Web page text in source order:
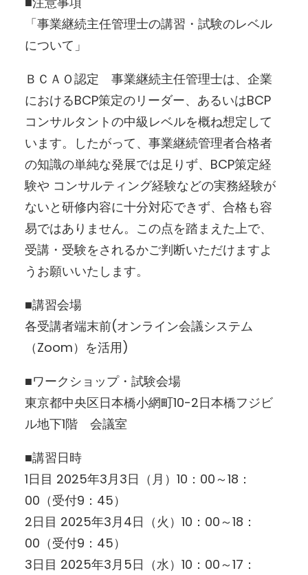
「事業継続主任管理士の講習・試験のレベル
について」
ＢＣＡＯ認定 事業継続主任管理士は、企業
におけるBCP策定のリーダー、あるいはBCP
コンサルタントの中級レベルを概ね想定して
います。したがって、事業継続管理者合格者
の知識の単純な発展では足りず、BCP策定経
験や コンサルティング経験などの実務経験が
ないと研修内容に十分対応できず、合格も容
易ではありません。この点を踏まえた上で、
受講・受験をされるかご判断いただけますよ
うお願いいたします。
■講習会場
各受講者端末前(オンライン会議システム
（Zoom）を活用)
■ワークショップ・試験会場
東京都中央区日本橋小網町10-2日本橋フジビ
ル地下1階 会議室
■講習日時
1日目 2025年3月3日（月）10：00～18：
00（受付9：45）
2日目 2025年3月4日（火）10：00～18：
00（受付9：45）
3日目 2025年3月5日（水）10：00～17：